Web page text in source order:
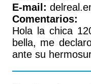
E-mail:
Comentarios:
Hola la chica
bella, me
ante su